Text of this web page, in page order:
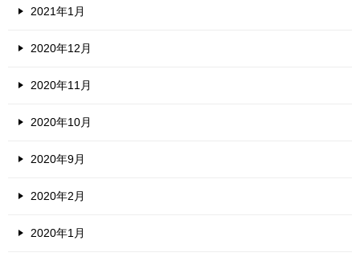
2021年1月
2020年12月
2020年11月
2020年10月
2020年9月
2020年2月
2020年1月